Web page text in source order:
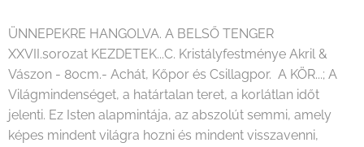
ÜNNEPEKRE HANGOLVA. A BELSŐ TENGER
XXVII.sorozat KEZDETEK...C. Kristályfestménye Akril &
Vászon - 80cm.- Achát, Kőpor és Csillagpor. A KÖR...; A
Világmindenséget, a határtalan teret, a korlátlan időt
jelenti. Ez Isten alapmintája, az abszolút semmi, amely
képes mindent világra hozni és mindent visszavenni,